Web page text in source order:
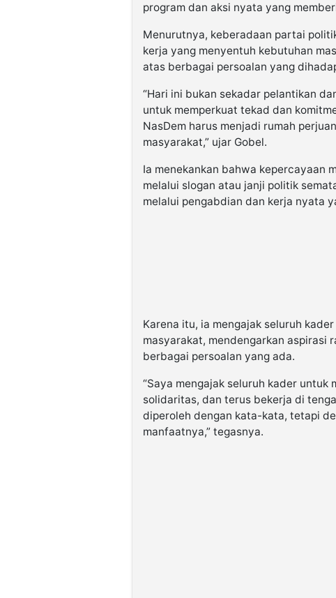
program dan aksi nyata yang
Menurutnya, keberadaan partai
kerja yang menyentuh kebutuhan
atas berbagai persoalan yang
“Hari ini bukan sekadar pelantikan
untuk memperkuat tekad dan
NasDem harus menjadi rumah
masyarakat,” ujar Gobel.
Ia menekankan bahwa kepercayaan
melalui slogan atau janji politik
melalui pengabdian dan kerja nyata
Karena itu, ia mengajak seluruh
masyarakat, mendengarkan aspirasi
berbagai persoalan yang ada.
“Saya mengajak seluruh kader untuk
solidaritas, dan terus bekerja di
diperoleh dengan kata-kata, tetapi
manfaatnya,” tegasnya.